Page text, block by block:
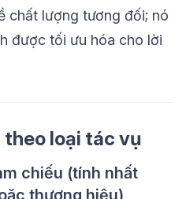
chất lượng tương đối; nó
được tối ưu hóa cho lời
loại tác vụ
chiếu (tính nhất
thương hiệu)